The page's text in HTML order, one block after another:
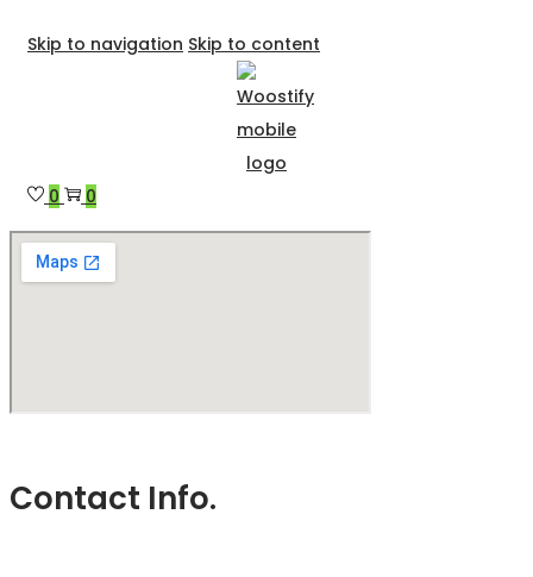
Skip to navigation Skip to content
0 0
Contact Info.
Hjemmesiden er under konstruktion/under Construction